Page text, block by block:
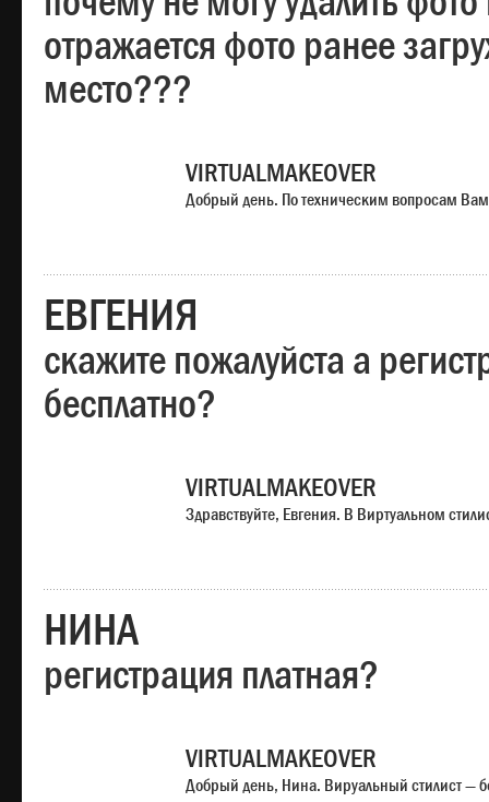
отражается фото ранее
место???
VIRTUALMAKEOVER
Добрый день. По техническим вопросам
ЕВГЕНИЯ
скажите пожалуйста а
бесплатно?
VIRTUALMAKEOVER
Здравствуйте, Евгения. В Виртуальном
НИНА
регистрация платная?
VIRTUALMAKEOVER
Добрый день, Нина. Вируальный стилист —